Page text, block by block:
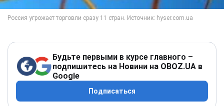
Будьте первыми в курсе главного –
подпишитесь на Новини на OBOZ.UA в
Google
Подписаться